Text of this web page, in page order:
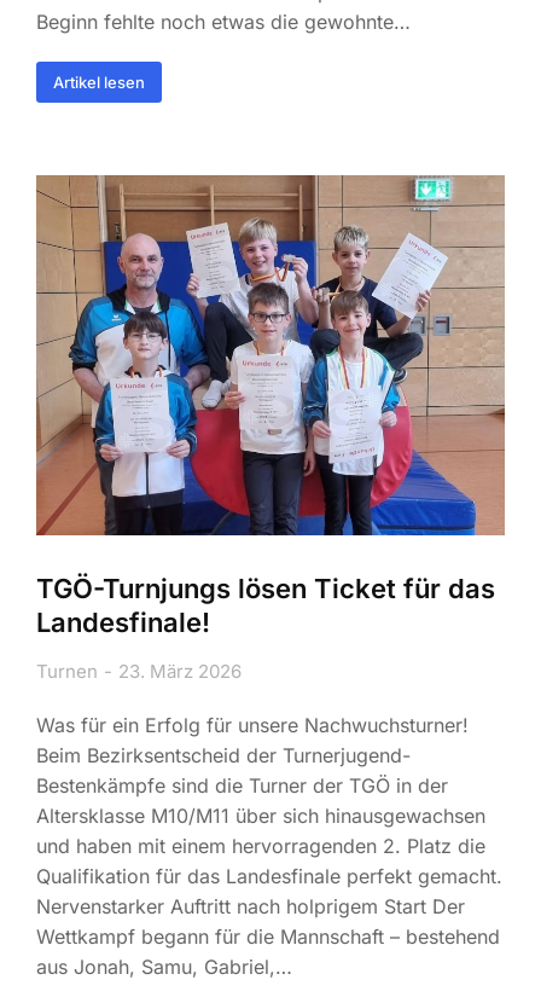
Beginn fehlte noch etwas die gewohnte…
Artikel lesen
TGÖ-Turnjungs lösen Ticket für das
Landesfinale!
Turnen 23. März 2026
Was für ein Erfolg für unsere Nachwuchsturner!
Beim Bezirksentscheid der Turnerjugend-
Bestenkämpfe sind die Turner der TGÖ in der
Altersklasse M10/M11 über sich hinausgewachsen
und haben mit einem hervorragenden 2. Platz die
Qualifikation für das Landesfinale perfekt gemacht.
Nervenstarker Auftritt nach holprigem Start Der
Wettkampf begann für die Mannschaft – bestehend
aus Jonah, Samu, Gabriel,…